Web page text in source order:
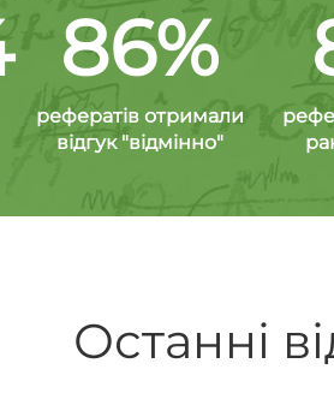
86%
рефератів отримали
відгук "відмінно"
Останні